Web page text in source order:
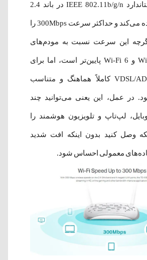
این مودم از استاندارد IEEE 802.11b/g/n در باند 2.4
گیگاهرتز استفاده می‌کند و حداکثر سرعت 300Mbps را
این سرعت نسبت به مودم‌های
دوبانده یا Wi-Fi 5 و Wi-Fi 6 پایین‌تر است، اما برای
اینترنت‌های VDSL/ADSL کاملاً هماهنگ و متناسب
عمل، این یعنی می‌توانید چند
لپ‌تاپ و تلویزیون هوشمند را
وصل کنید بدون اینکه افت شدید
معمولی احساس شود.